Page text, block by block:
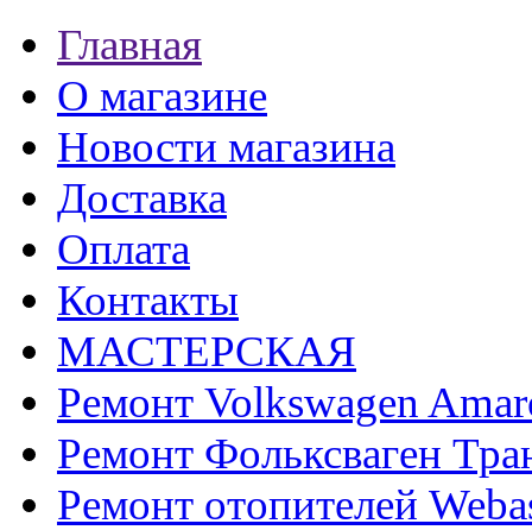
Главная
О магазине
Новости магазина
Доставка
Оплата
Контакты
МАСТЕРСКАЯ
Ремонт Volkswagen
Ремонт Фольксваген
Ремонт отопителей